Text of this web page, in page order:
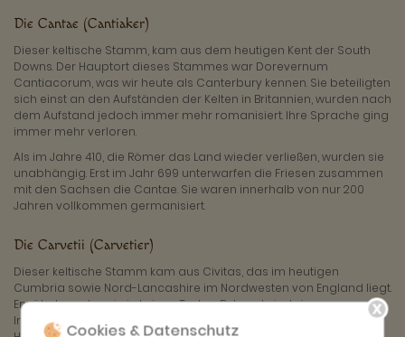
Die Cantae (Cantiaker)
Dieser keltische Stamm, kam aus dem heutigen Kent der South
Downs. Der Hauptort dieses Stammes war Dorevernum
Cantiacorum, was wir heute als Canterbury kennen. Sie beteiligten
sich einst an den Aufständen der Kelten in Britannien, wurden nach
dem Aufstand jedoch immer mehr romanisiert. Ihre Sprache ging
immer mehr verloren.
Als im Jahre 410, die Römer das Land wieder verließen, wurden sie
unabhängig. Erst im Jahr 699 unterwarfen die Friesen zusammen
mit den Sachsen die Cantae. Sie waren innerhalb von nur 200
Jahren vollkommen germanisiert.
Die Carvetii (Carvetier)
Dieser keltische Stamm kam aus Civitas, das im heutigen
Cumbria sowie Nord-Lancashire im Nordwesten von England liegt.
Erwähnt werden sie in keinen Texten. Bekannt sind sie uns nur von
Inschriften in Cumbria. Heute wird angenommen, dass ihre
Cookies & Datenschutz